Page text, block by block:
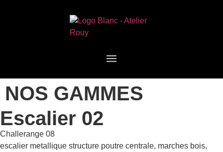
NOS GAMMES
Escalier 02
Challerange 08
escalier metallique structure poutre centrale, marches bois,